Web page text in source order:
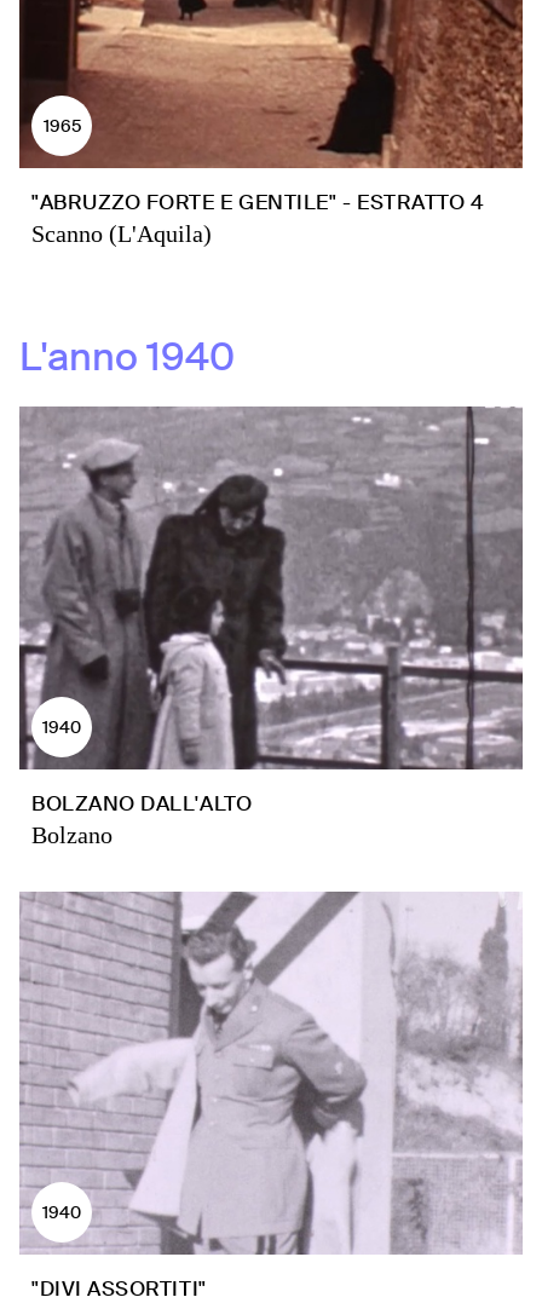
1965
"ABRUZZO FORTE E GENTILE" - ESTRATTO 4
Scanno (L'Aquila)
L'anno1940
1940
BOLZANO DALL'ALTO
Bolzano
1940
"DIVI ASSORTITI"